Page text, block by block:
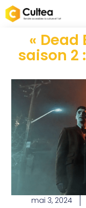
« Dead
saison 2
mai 3, 2024